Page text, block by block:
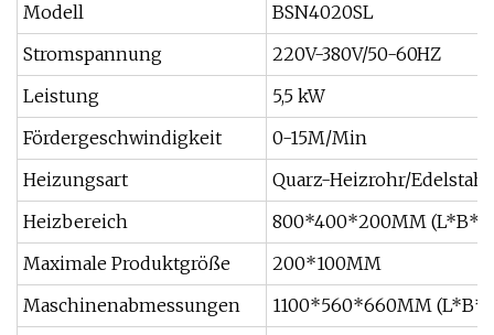
Modell
BSN4020SL
Stromspannung
220V-380V/50-60HZ
Leistung
5,5 kW
Fördergeschwindigkeit
0-15M/Min
Heizungsart
Quarz-Heizrohr/
Heizbereich
800*400*200MM
Maximale Produktgröße
200*100MM
Maschinenabmessungen
1100*560*660MM